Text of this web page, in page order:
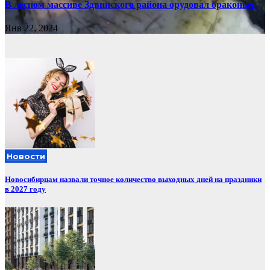
В лесном массиве Здвинского района орудовал браконьер
Янв 22, 2024
Новости
Новосибирцам назвали точное количество выходных дней на праздники
в 2027 году